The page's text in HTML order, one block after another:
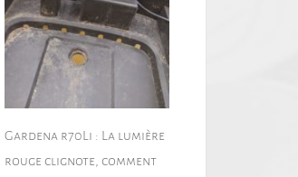
Gardena r70Li : La lumière
rouge clignote, comment